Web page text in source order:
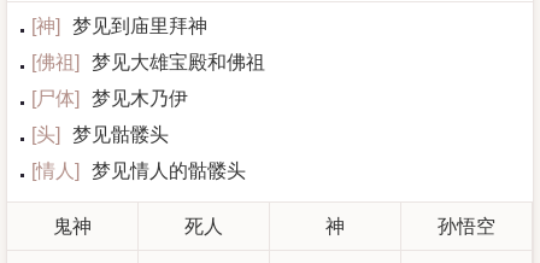
[神]
梦见到庙里拜神
[佛祖]
梦见大雄宝殿和佛祖
[尸体]
梦见木乃伊
[头]
梦见骷髅头
[情人 ] 梦见情人的骷髅头
鬼神 死人 神 孙悟空